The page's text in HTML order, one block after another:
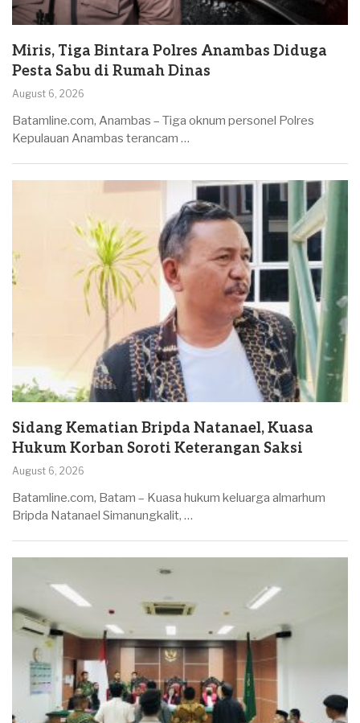
Miris, Tiga Bintara Polres Anambas Diduga
Pesta Sabu di Rumah Dinas
August 6, 2026
Batamline.com, Anambas – Tiga oknum personel Polres
Kepulauan Anambas terancam …
Sidang Kematian Bripda Natanael, Kuasa
Hukum Korban Soroti Keterangan Saksi
August 6, 2026
Batamline.com, Batam – Kuasa hukum keluarga almarhum
Bripda Natanael Simanungkalit, …